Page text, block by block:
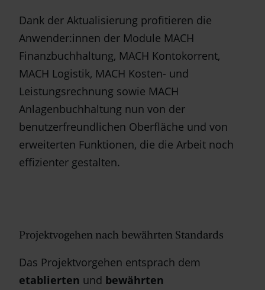
Dank der Aktualisierung profitieren die
Anwender:innen der Module MACH
Finanzbuchhaltung, MACH Kontokorrent,
MACH Logistik, MACH Kosten- und
Leistungsrechnung sowie MACH
Anlagenbuchhaltung nun von der
benutzerfreundlichen Oberfläche und von
erweiterten Funktionen, die die Arbeit noch
effizienter gestalten.
Projektvogehen nach bewährten Standards
Das Projektvorgehen entsprach dem
etablierten und bewährten